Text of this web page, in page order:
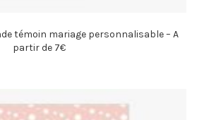
témoin mariage personnalisable – A
partir de 7€